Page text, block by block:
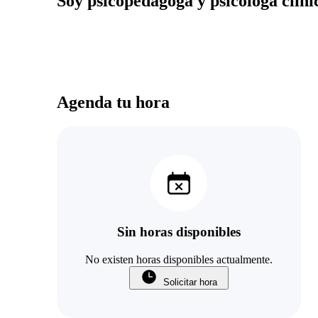
Agenda tu hora
Sin horas disponibles
No existen horas disponibles actualmente.
Solicitar hora